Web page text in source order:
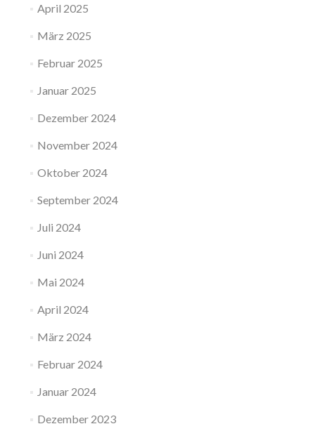
April 2025
März 2025
Februar 2025
Januar 2025
Dezember 2024
November 2024
Oktober 2024
September 2024
Juli 2024
Juni 2024
Mai 2024
April 2024
März 2024
Februar 2024
Januar 2024
Dezember 2023